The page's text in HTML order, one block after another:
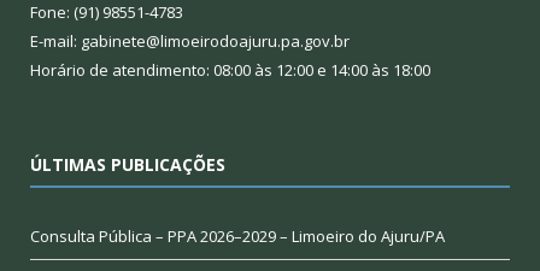
Fone: (91) 98551-4783
E-mail: gabinete@limoeirodoajuru.pa.gov.br
Horário de atendimento: 08:00 às 12:00 e 14:00 às 18:00
ÚLTIMAS PUBLICAÇÕES
Consulta Pública – PPA 2026–2029 – Limoeiro do Ajuru/PA